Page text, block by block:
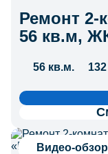
Ремонт 2-
56 кв.м,
56 кв.м. 132
Видео-обзор